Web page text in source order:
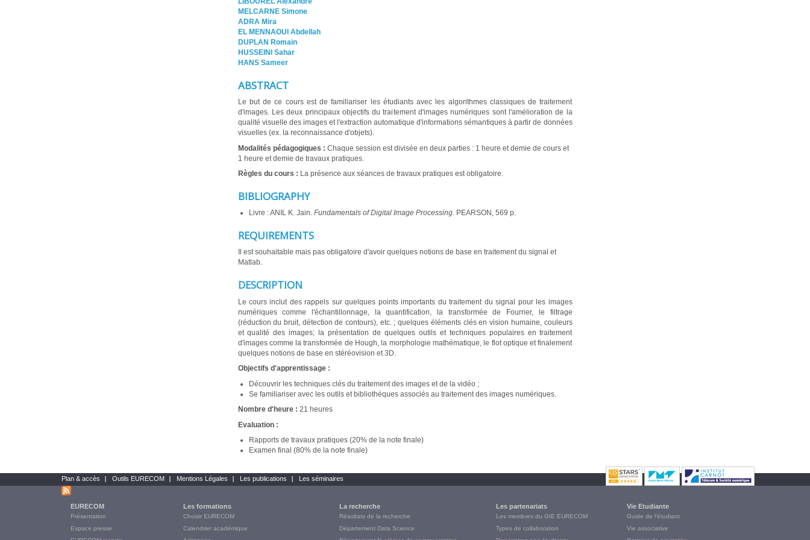
MELCARNE Simone
ADRA Mira
EL MENNAOUI Abdellah
DUPLAN Romain
HUSSEINI Sahar
HANS Sameer
ABSTRACT
Le but de ce cours est de familiariser les étudiants avec les algorithmes classiques de traitement
d'images. Les deux principaux objectifs du traitement d'images numériques sont l'amélioration de la
qualité visuelle des images et l'extraction automatique d'informations sémantiques à partir de données
visuelles (ex. la reconnaissance d'objets).
Modalités pédagogiques : Chaque session est divisée en deux parties : 1 heure et demie de cours et
1 heure et demie de travaux pratiques.
Règles du cours : La présence aux séances de travaux pratiques est obligatoire.
BIBLIOGRAPHY
Livre : ANIL K. Jain. Fundamentals of Digital Image Processing. PEARSON, 569 p.
REQUIREMENTS
Il est souhaitable mais pas obligatoire d'avoir quelques notions de base en traitement du signal et
Matlab.
DESCRIPTION
Le cours inclut des rappels sur quelques points importants du traitement du signal pour les images
numériques comme l'échantillonnage, la quantification, la transformée de Fourrier, le filtrage
(réduction du bruit, détection de contours), etc. ; quelques éléments clés en vision humaine, couleurs
et qualité des images; la présentation de quelques outils et techniques populaires en traitement
d'images comme la transformée de Hough, la morphologie mathématique, le flot optique et finalement
quelques notions de base en stéréovision et 3D.
Objectifs d'apprentissage :
Découvrir les techniques clés du traitement des images et de la vidéo ;
Se familiariser avec les outils et bibliothèques associés au traitement des images numériques.
Nombre d'heure : 21 heures
Evaluation :
Rapports de travaux pratiques (20% de la note finale)
Examen final (80% de la note finale)
Bottom
links
Plan & accès Outils EURECOM Mentions Légales Les publications Les séminaires
Main
Menu
EURECOM
Présentation
Espace presse
Les formations
Choisir EURECOM
Calendrier académique
La recherche
Résultats de la recherche
Département Data Science
Les partenariats
Les membres du GIE EURECOM
Types de collaboration
Vie Etudiante
Guide de l'étudiant
Vie associative